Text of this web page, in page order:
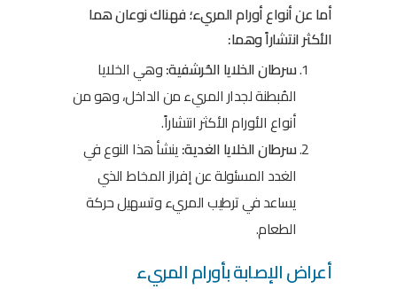
أما عن أنواع أورام المريء؛ فهناك نوعان هما
الأكثر انتشاراً وهما:
سرطان الخلايا الحُرشفية:وهي الخلايا
المُبطنة لجدار المريء من الداخل، وهو من
أنواع الأورام الأكثر انتشاراً.
سرطان الخلايا الغدية:ينشأ هذا النوع في
الغدد المسئولة عن إفراز المخاط الذي
يساعد في ترطيب المريء وتسهيل حركة
الطعام.
أعراض الإصابة بأورام المريء